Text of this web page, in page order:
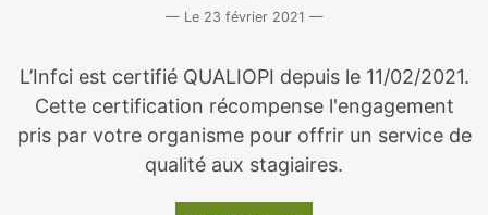
23 février 2021
L’Infci est certifié QUALIOPI depuis le 11/02/2021.
Cette certification récompense l'engagement
pris par votre organisme pour offrir un service de
qualité aux stagiaires.